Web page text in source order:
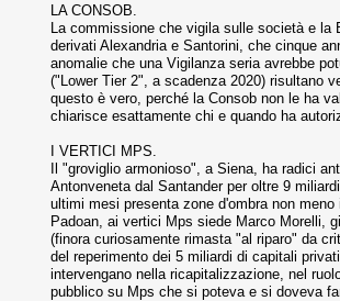
LA CONSOB.
La commissione che vigila sulle società e la
derivati Alexandria e Santorini, che cinque
anomalie che una Vigilanza seria avrebbe
("Lower Tier 2", a scadenza 2020) risultano
questo è vero, perché la Consob non le ha
chiarisce esattamente chi e quando ha
I VERTICI MPS.
Il "groviglio armonioso", a Siena, ha radici
Antonveneta dal Santander per oltre 9
ultimi mesi presenta zone d'ombra non
Padoan, ai vertici Mps siede Marco Morelli,
(finora curiosamente rimasta "al riparo" da
del reperimento dei 5 miliardi di capitali
intervengano nella ricapitalizzazione, nel
pubblico su Mps che si poteva e si doveva